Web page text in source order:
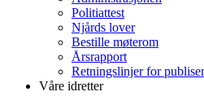
Politiattest
Njårds lover
Bestille møterom
Årsrapport
Retningslinjer for
Våre idretter